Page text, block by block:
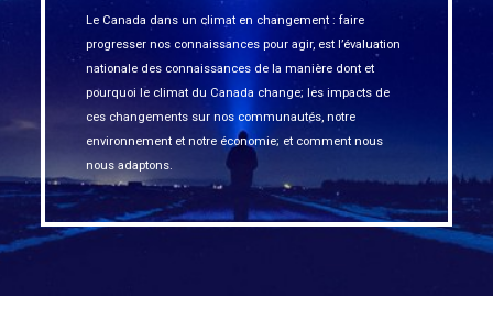
Le Canada dans un climat en changement : faire
progresser nos connaissances pour agir, est l’évaluation
nationale des connaissances de la manière dont et
pourquoi le climat du Canada change; les impacts de
ces changements sur nos communautés, notre
environnement et notre économie; et comment nous
nous adaptons.